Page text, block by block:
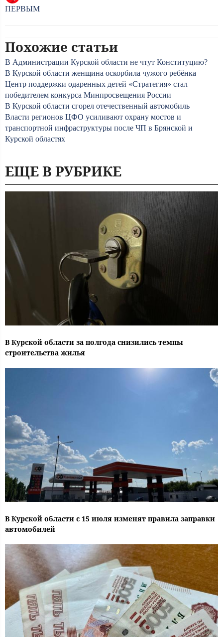
ПЕРВЫМ
Похожие статьи
В Администрации Курской области не чтут Конституцию?
В Курской области женщина оскорбила чужого ребёнка
Центр поддержки одаренных детей «Стратегия» стал
победителем конкурса Минпросвещения России
В Курской области сгорел отечественный автомобиль
Власти регионов ЦФО усиливают охрану мостов и
транспортной инфраструктуры после ЧП в Брянской и
Курской областях
ЕЩЕ В РУБРИКЕ
В Курской области за полгода снизились темпы
строительства жилья
В Курской области с 15 июля изменят правила заправки
автомобилей